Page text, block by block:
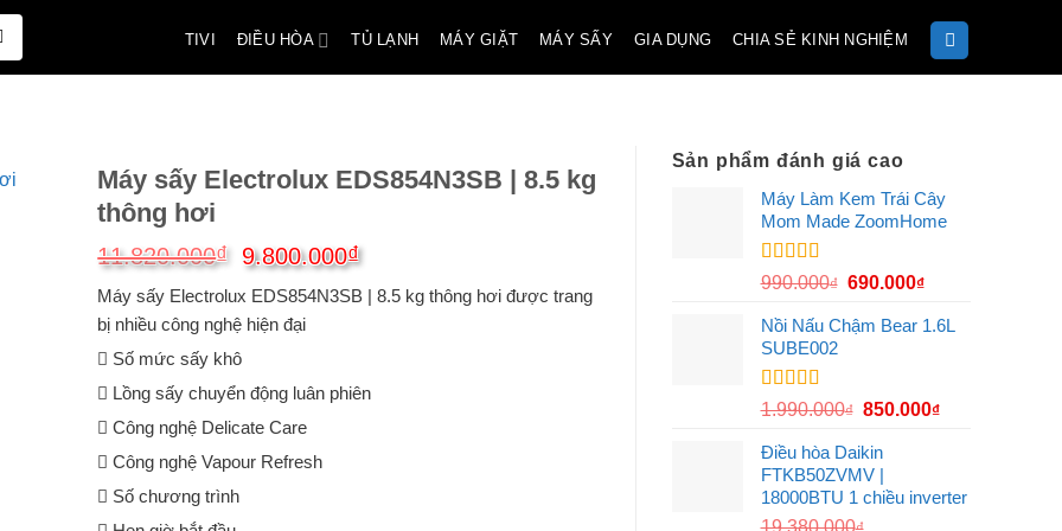
TIVI ĐIỀU HÒA TỦ LẠNH MÁY GIẶT MÁY SẤY GIA DỤNG CHIA SẺ KINH NGHIỆM
Sản phẩm đánh giá cao
Máy Làm Kem Trái Cây
Mom Made ZoomHome
Được xếp
sao
990.000₫ Giá
là:
690.000₫Giá
tại
Nồi Nấu Chậm Bear 1.6L
SUBE002
Được xếp
sao
1.990.000₫ Giá
là:
1.990.000₫.
850.000₫Giá
850.000₫.
Điều hòa Daikin
FTKB50ZVMV |
18000BTU 1 chiều inverter
19.380.000
Máy sấy Electrolux EDS854N3SB | 8.5 kg
thông hơi
11.820.000₫ Giá
gốc
là:
11.820.000₫.
9.800.000₫Giá
tại
Máy sấy Electrolux EDS854N3SB | 8.5 kg thông hơi được trang
bị nhiều công nghệ hiện đại
Số mức sấy khô
Lồng sấy chuyển động luân phiên
Công nghệ Delicate Care
Công nghệ Vapour Refresh
Số chương trình